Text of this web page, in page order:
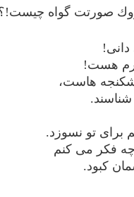
صورتت گواه
هست!
هاست،
شناسند.
برای تو نسوزد.
فكر می كنم
كبود.